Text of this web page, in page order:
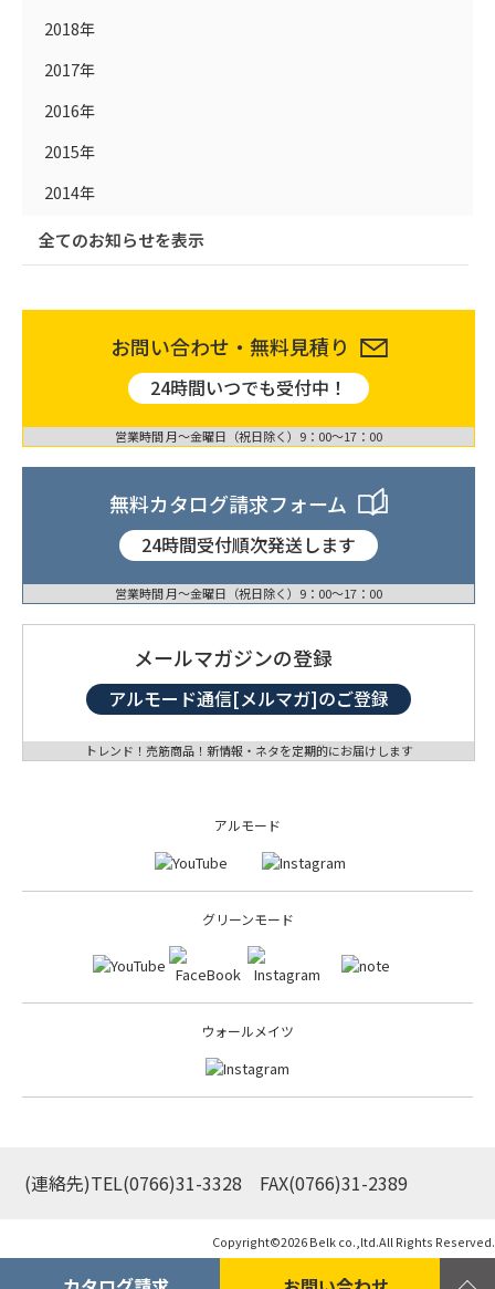
2018年
2017年
2016年
2015年
2014年
全てのお知らせを表示
お問い合わせ・無料見積り
24時間いつでも受付中！
営業時間 月〜金曜日（祝日除く）9：00〜17：00
無料カタログ請求フォーム
24時間受付順次発送します
営業時間 月〜金曜日（祝日除く）9：00〜17：00
メールマガジンの登録
アルモード通信[メルマガ]のご登録
トレンド！売筋商品！新情報・ネタを定期的にお届けします
アルモード
グリーンモード
ウォールメイツ
(連絡先)TEL(0766)31-3328 FAX(0766)31-2389
Copyright©2026 Belk co.,ltd.All Rights Reserved.